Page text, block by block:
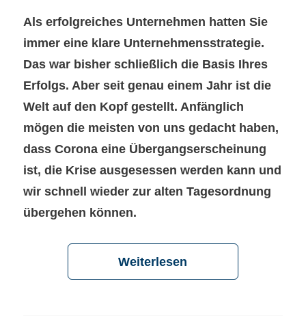
Als erfolgreiches Unternehmen hatten Sie
immer eine klare Unternehmensstrategie.
Das war bisher schließlich die Basis Ihres
Erfolgs. Aber seit genau einem Jahr ist die
Welt auf den Kopf gestellt. Anfänglich
mögen die meisten von uns gedacht haben,
dass Corona eine Übergangserscheinung
ist, die Krise ausgesessen werden kann und
wir schnell wieder zur alten Tagesordnung
übergehen können.
Weiterlesen